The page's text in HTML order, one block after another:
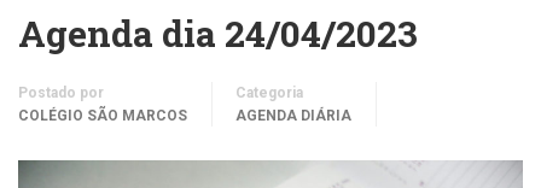
Agenda dia 24/04/2023
Postado por
COLÉGIO SÃO MARCOS
Categoria
AGENDA DIÁRIA